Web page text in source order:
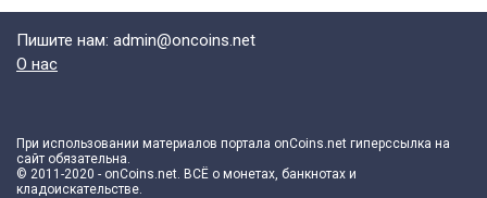
Пишите нам: admin@oncoins.net
О нас
При использовании материалов портала onCoins.net гиперссылка на
сайт обязательна.
© 2011-2020 - onCoins.net. ВСЁ о монетах, банкнотах и
кладоискательстве.